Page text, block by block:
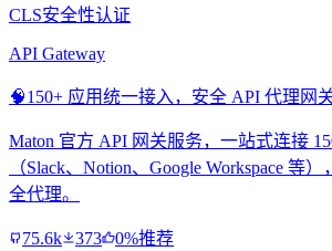
CLS安全性认证
API Gateway
🧠150+ 应用统一接入，安全 API 代理网
Maton 官方 API 网关服务，一站式连接
（Slack、Notion、Google Workspace 等
全代理。
75.6k 373
0%推荐